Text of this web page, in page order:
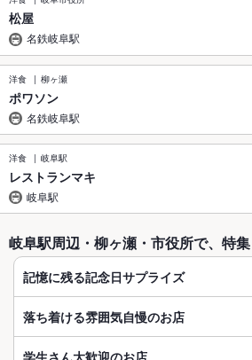
松屋
名鉄岐阜駅
洋食 柳ヶ瀬
ポワソン
名鉄岐阜駅
洋食 岐阜駅
レストランマキ
岐阜駅
岐阜駅周辺・柳ヶ瀬・市役所で、特
記憶に残る記念日サプライズ
落ち着ける雰囲気自慢のお店
学生さん大歓迎のお店